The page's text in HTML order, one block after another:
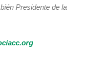
Presidente de la